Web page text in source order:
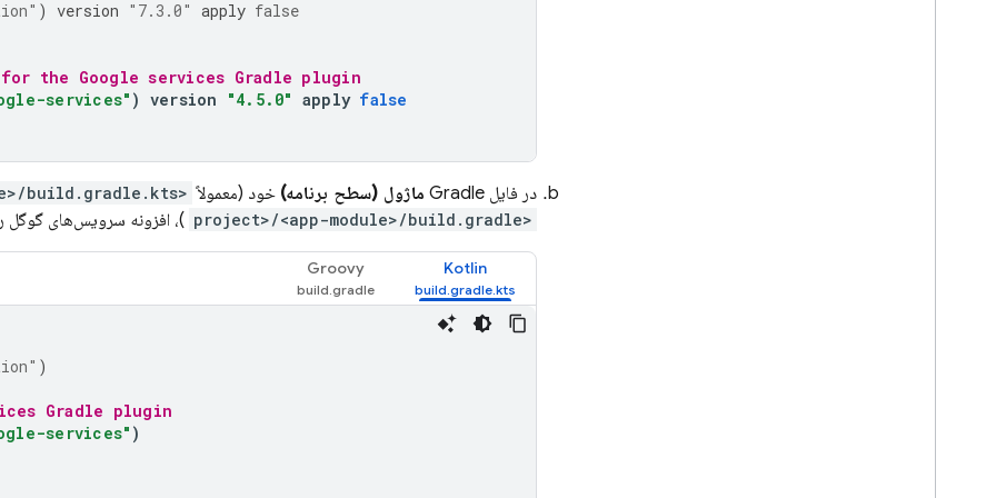
) version "7.3.0" apply false
the Google services Gradle plugin
services" ) version "4.5.0" apply false
در فایل Gradle ماژول (سطح برنامه) خود (معمولاً <project>/<app-module>/build.gradle.kts
<project>/<app-module>/build.gradle
)، افزونه سرویس‌های گوگل
Kotlin
Groovy
)
Gradle plugin
services" )